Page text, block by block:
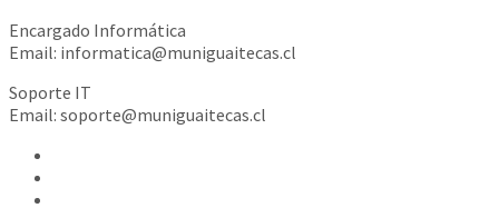
Encargado Informática
Email: informatica@muniguaitecas.cl
Soporte IT
Email: soporte@muniguaitecas.cl